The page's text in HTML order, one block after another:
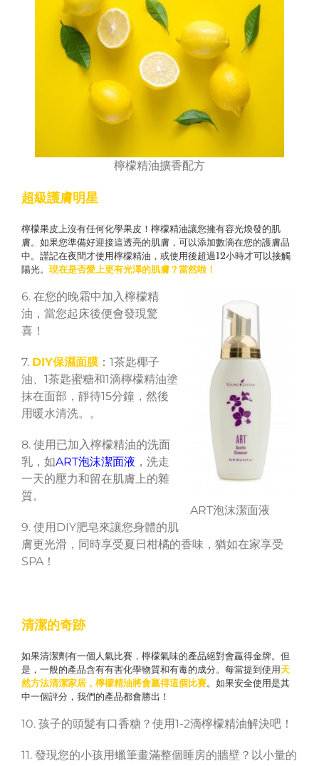
檸檬精油擴香配方
超級護膚明星
檸檬果皮上沒有任何化學果皮！檸檬精油讓您擁有容光煥發的肌
膚。如果您準備好迎接這透亮的肌膚，可以添加數滴在您的護膚品
中。謹記在夜間才使用檸檬精油，或使用後超過12小時才可以接觸
陽光。 現在是否愛上更有光澤的肌膚？當然啦！
ART泡沫潔面液
6. 在您的晚霜中加入檸檬精
油，當您起床後便會發現驚
喜！
7. DIY保濕面膜 ：1茶匙椰子
油、1茶匙蜜糖和1滴檸檬精油塗
抹在面部，靜待15分鐘，然後
用暖水清洗。。
8. 使用已加入檸檬精油的洗面
乳，如ART泡沫潔面液 ，洗走
一天的壓力和留在肌膚上的雜
質。
9. 使用DIY肥皂來讓您身體的肌
膚更光滑，同時享受夏日柑橘的香味，猶如在家享受
SPA！
清潔的奇跡
如果清潔劑有一個人氣比賽，檸檬氣味的產品絕對會贏得金牌。但
是，一般的產品含有有害化學物質和有毒的成分。每當提到使用天
然方法清潔家居，檸檬精油將會贏得這個比賽。如果安全使用是其
中一個評分，我們的產品都會勝出！
10. 孩子的頭髮有口香糖？使用1-2滴檸檬精油解決吧！
11. 發現您的小孩用蠟筆畫滿整個睡房的牆壁？以小量的